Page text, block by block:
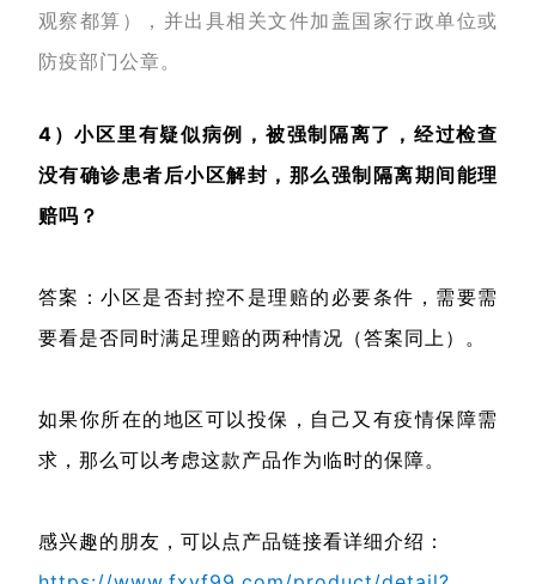
观察都算），并出具相关文件加盖国家行政单位或
防疫部门公章。
4）小区里有疑似病例，被强制隔离了，经过检查
没有确诊患者后小区解封，那么强制隔离期间能理
赔吗？
答案：小区是否封控不是理赔的必要条件，需要需
要看是否同时满足理赔的两种情况（答案同上）。
如果你所在的地区可以投保，自己又有疫情保障需
求，那么可以考虑这款产品作为临时的保障。
感兴趣的朋友，可以点产品链接看详细介绍：